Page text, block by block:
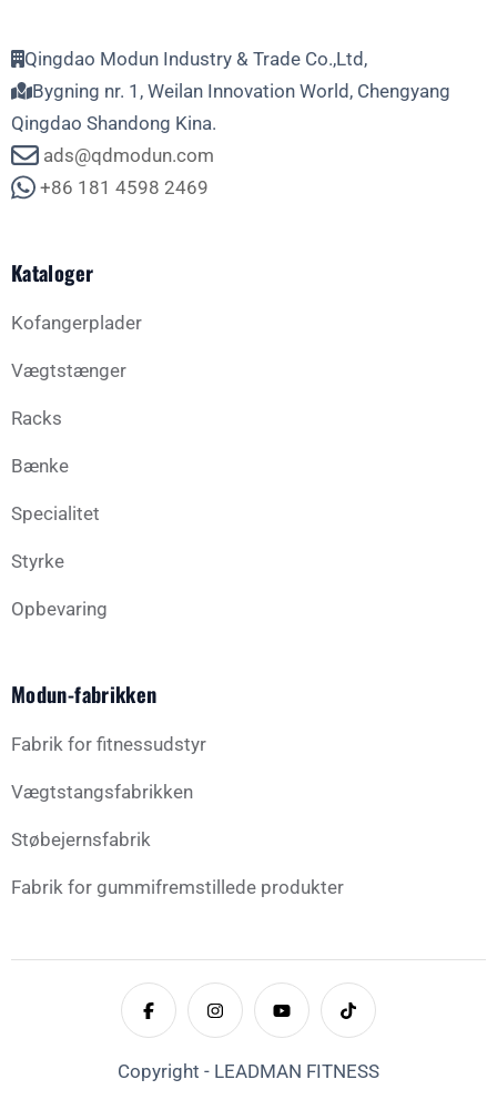
Qingdao Modun Industry & Trade Co.,Ltd,
Bygning nr. 1, Weilan Innovation World, Chengyang
Qingdao Shandong Kina.
ads@qdmodun.com
+86 181 4598 2469
Kataloger
Kofangerplader
Vægtstænger
Racks
Bænke
Specialitet
Styrke
Opbevaring
Modun-fabrikken
Fabrik for fitnessudstyr
Vægtstangsfabrikken
Støbejernsfabrik
Fabrik for gummifremstillede produkter
Copyright - LEADMAN FITNESS